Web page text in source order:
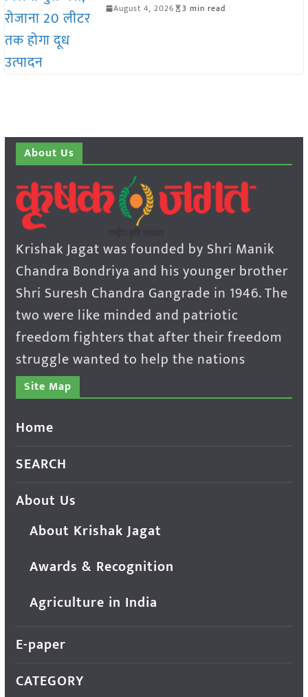
August 4, 2026 3 min read
About Us
Krishak Jagat was founded by Shri Manik
Chandra Bondriya and his younger brother
Shri Suresh Chandra Gangrade in 1946. The
two were like minded and patriotic
freedom fighters that after their freedom
struggle wanted to help the nations
Site Map
Home
SEARCH
About Us
About Krishak Jagat
Awards & Recognition
Agriculture in India
E-paper
CATEGORY